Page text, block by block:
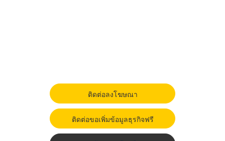
ติดต่อลงโฆษณา
ติดต่อขอเพิ่มข้อมูลธุรกิจฟรี